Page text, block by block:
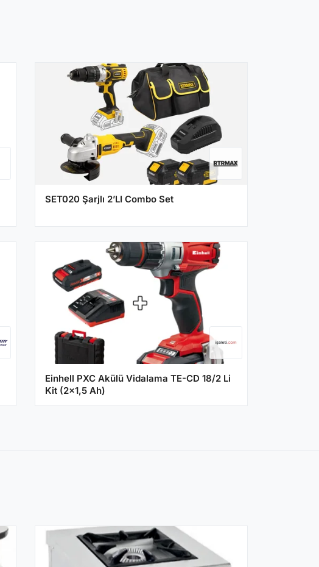
SET020 Şarjlı 2’LI Combo Set
Einhell PXC Akülü Vidalama TE-CD 18/2 Li
Kit (2x1,5 Ah)